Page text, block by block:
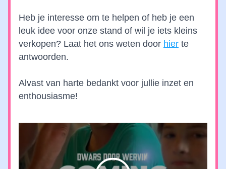
Heb je interesse om te helpen of heb je een
leuk idee voor onze stand of wil je iets kleins
verkopen? Laat het ons weten door hier te
antwoorden.
Alvast van harte bedankt voor jullie inzet en
enthousiasme!